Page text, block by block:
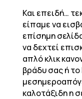
Και επειδή…
είπαμε να
επίσημη
να δεχτεί
απλό κλικ
βράδυ σας ή το
καλοτάξιδη η